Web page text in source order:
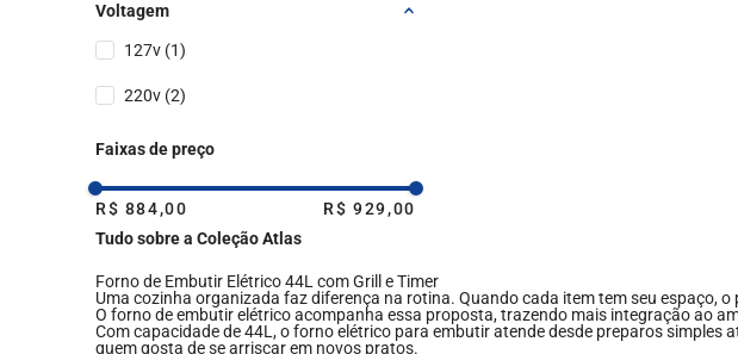
Voltagem
127v (1)
220v (2)
Faixas de preço
R$ 884,00 R$ 929,00
Tudo sobre a Coleção Atlas
Forno de Embutir Elétrico 44L com Grill e Timer
Uma cozinha organizada faz diferença na rotina. Quando cada item tem seu espaço,
O forno de embutir elétrico acompanha essa proposta, trazendo mais integração ao
Com capacidade de 44L, o forno elétrico para embutir atende desde preparos
quem gosta de se arriscar em novos pratos.